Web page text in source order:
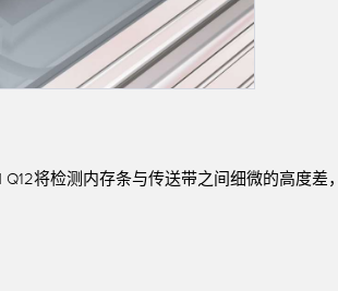
器
将检测内存条与传送带之间细微的高度差